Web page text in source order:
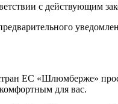
с
ЕС «Шлюмберже»
для вас.